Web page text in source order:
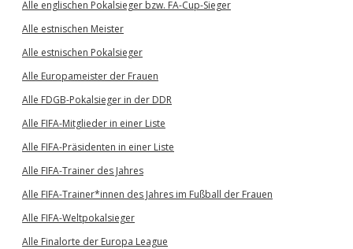
Alle englischen Pokalsieger bzw. FA-Cup-Sieger
Alle estnischen Meister
Alle estnischen Pokalsieger
Alle Europameister der Frauen
Alle FDGB-Pokalsieger in der DDR
Alle FIFA-Mitglieder in einer Liste
Alle FIFA-Präsidenten in einer Liste
Alle FIFA-Trainer des Jahres
Alle FIFA-Trainer*innen des Jahres im Fußball der Frauen
Alle FIFA-Weltpokalsieger
Alle Finalorte der Europa League